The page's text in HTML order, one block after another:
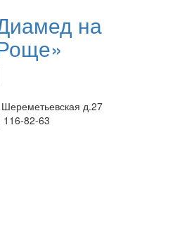
на
д.27
116-82-63